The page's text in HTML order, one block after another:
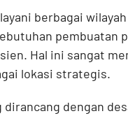
berbagai
Hal ini sangat
lokasi strategis.
dirancang dengan